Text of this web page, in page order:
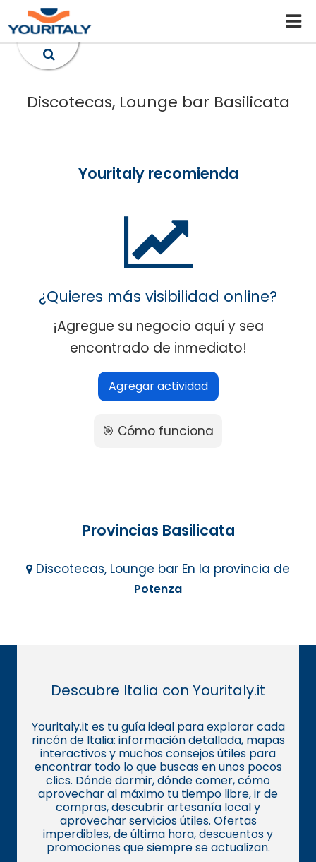
Discotecas, Lounge bar Basilicata
Youritaly recomienda
¿Quieres más visibilidad online?
¡Agregue su negocio aquí y sea
encontrado de inmediato!
Agregar actividad
🎯 Cómo funciona
Provincias Basilicata
Discotecas, Lounge bar En la provincia de
Potenza
Descubre Italia con Youritaly.it
Youritaly.it es tu guía ideal para explorar cada
rincón de Italia: información detallada, mapas
interactivos y muchos consejos útiles para
encontrar todo lo que buscas en unos pocos
clics. Dónde dormir, dónde comer, cómo
aprovechar al máximo tu tiempo libre, ir de
compras, descubrir artesanía local y
aprovechar servicios útiles. Ofertas
imperdibles, de última hora, descuentos y
promociones que siempre se actualizan.